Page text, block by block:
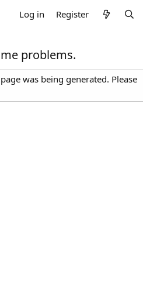
Log in Register
problems.
was being generated. Please